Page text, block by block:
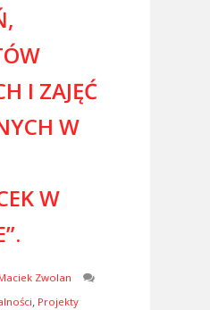
I ZAJĘĆ
W
W
Zwolan
Projekty